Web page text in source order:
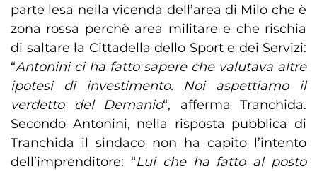
parte lesa nella vicenda dell’area di Milo che è
zona rossa perchè area militare e che rischia
di saltare la Cittadella dello Sport e dei Servizi:
“Antonini ci ha fatto sapere che valutava altre
ipotesi di investimento. Noi aspettiamo il
verdetto del Demanio“, afferma Tranchida.
Secondo Antonini, nella risposta pubblica di
Tranchida il sindaco non ha capito l’intento
dell’imprenditore: “Lui che ha fatto al posto